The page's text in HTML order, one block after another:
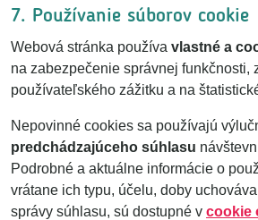
7. Používanie súborov cookie
Webová stránka používa vlastné a
na zabezpečenie správnej funkčnosti,
používateľského zážitku a na
Nepovinné cookies sa používajú
predchádzajúceho súhlasu
Podrobné a aktuálne informácie o
vrátane ich typu, účelu, doby
správy súhlasu, sú dostupné v cookie